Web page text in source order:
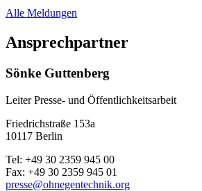
Alle Meldungen
Ansprechpartner
Sönke Guttenberg
Leiter Presse- und Öffentlichkeitsarbeit
Friedrichstraße 153a
10117 Berlin
Tel: +49 30 2359 945 00
Fax: +49 30 2359 945 01
presse@ohnegentechnik.org